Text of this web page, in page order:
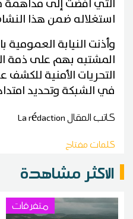
التي أفضت إلى
استغلاله ضمن هذا
وأذنت النيابة العمومية
المشتبه بهم على ذمة
التحريات الأمنية للكشف
في الشبكة وتحديد
كاتب المقالLa rédaction
كلمات مفتاح
الاكثر مشاهدة
متفرقات